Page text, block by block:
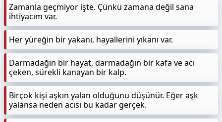
Zamanla geçmiyor işte. Çünkü zamana değil sana
ihtiyacım var.
Her yüreğin bir yakanı, hayallerini yıkanı var.
Darmadağın bir hayat, darmadağın bir kafa ve acı
çeken, sürekli kanayan bir kalp.
Birçok kişi aşkın yalan olduğunu düşünür. Eğer aşk
yalansa neden acısı bu kadar gerçek.